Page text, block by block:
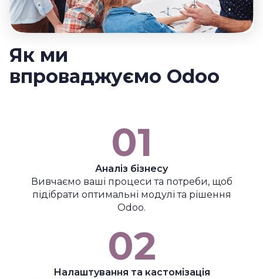
Як ми
впроваджуємо Odoo
01
Аналіз бізнесу
Вивчаємо ваші процеси та потреби, щоб
підібрати оптимальні модулі та рішення
Odoo.
02
Налаштування та кастомізація